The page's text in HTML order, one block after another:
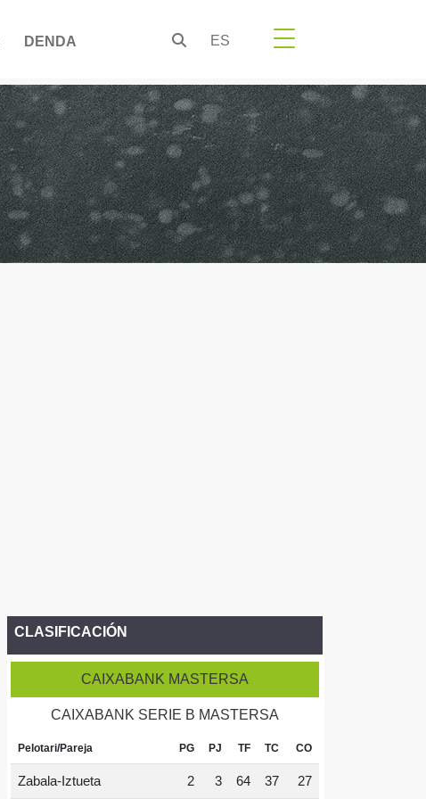
DENDA ES
CLASIFICACIÓN
CAIXABANK MASTERSA
CAIXABANK SERIE B MASTERSA
Pelotari/Pareja PG PJ TF TC CO
Zabala-Iztueta 2 3 64 37 27